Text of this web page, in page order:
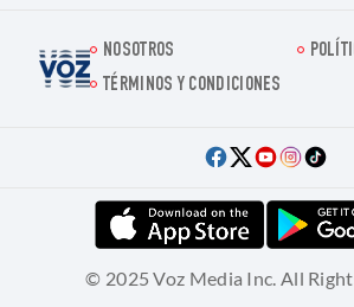
Voz.us
NOSOTROS
TÉRMINOS Y CONDICIONES
© 2025 Voz Media Inc. All